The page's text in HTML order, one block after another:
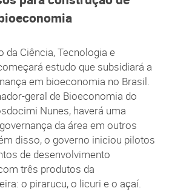
da Ciência, Tecnologia e
estudo que subsidiará a
em bioeconomia no Brasil.
geral de Bioeconomia do
Nunes, haverá uma
da área em outros
disso, o governo iniciou pilotos
de desenvolvimento
três produtos da
o pirarucu, o licuri e o açaí.